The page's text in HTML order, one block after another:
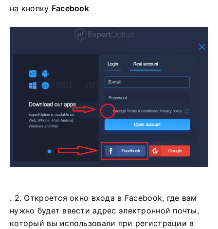
на кнопку Facebook
. 2. Откроется окно входа в Facebook, где вам
нужно будет ввести адрес электронной почты,
который вы использовали при регистрации в